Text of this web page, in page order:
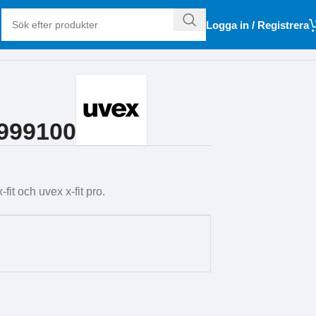
Logga in / Registrera
fit och uvex x-fit pro.